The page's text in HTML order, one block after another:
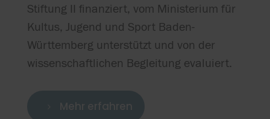
Stiftung II finanziert, vom Ministerium für
Kultus, Jugend und Sport Baden-
Württemberg unterstützt und von der
wissenschaftlichen Begleitung evaluiert.